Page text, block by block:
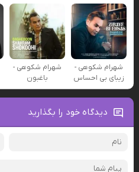
شهرام شکوهی -
زیبای بی احساس
شهرام شکوهی -
باغبون
دیدگاه خود را بگذارید